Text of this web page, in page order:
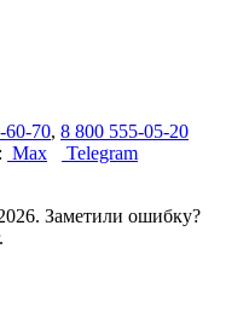
60-70, 8 800 555-05-20
Max
Telegram
Заметили ошибку?